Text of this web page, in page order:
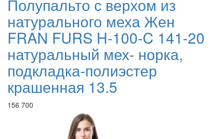
Полупальто с верхом из
натурального меха Жен
FRAN FURS H-100-C 141-20
натуральный мех- норка,
подкладка-полиэстер
крашенная 13.5
156 700